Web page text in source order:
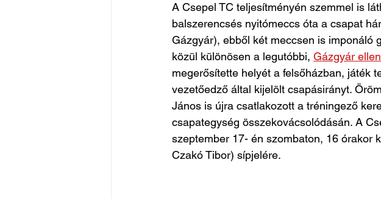
A Csepel TC teljesítményén szemmel is
balszerencsés nyitómeccs óta a csapat
Gázgyár), ebből két meccsen is imponáló
közül különösen a legutóbbi, Gázgyár
megerősítette helyét a felsőházban, játék
vezetőedző által kijelölt csapásirányt.
János is újra csatlakozott a tréningező
csapategység összekovácsolódásán. A
szeptember 17- én szombaton, 16 órakor
Czakó Tibor) sípjelére.